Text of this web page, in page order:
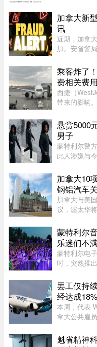
警惕日益猖
加密货币被
加拿大新
讯
近期，加拿
加。安省警
府机构，已
告。加拿大
乘客炸了
费相关费用
西捷（
带来的影响
一，
营。但公司
悬赏5000
男子
蒙特利尔警
此人涉嫌与
关。警方呼
犯为一名黑
加拿大10
钢铝汽车
加拿大与美
议，渥太华
新一轮关税
球邮报》据
蒙特利尔
乐迷们不
蒙特利尔电
时，突然推
门用的腰包
着重新买一
罢工仅持
经达成
本周，代表
拿大公共雇
时段津贴"，
魁省精神